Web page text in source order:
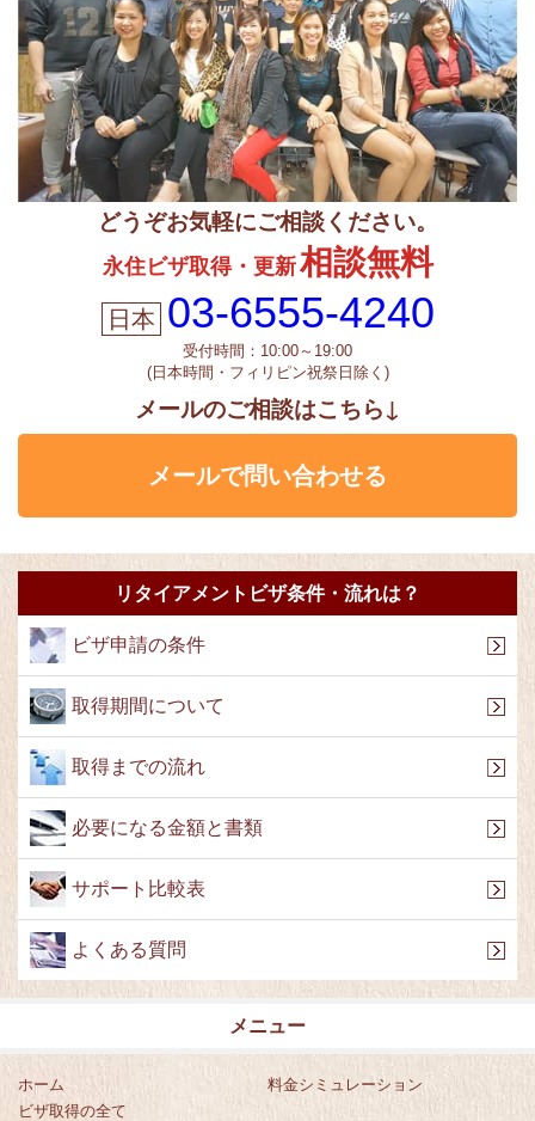
どうぞお気軽にご相談ください。
永住ビザ取得・更新相談無料
03-6555-4240
受付時間：10:00～19:00
(日本時間・フィリピン祝祭日除く)
メールのご相談はこちら↓
メールで問い合わせる
リタイアメントビザ条件・流れは？
ビザ申請の条件
取得期間について
取得までの流れ
必要になる金額と書類
サポート比較表
よくある質問
メニュー
ホーム
ビザ取得の全て
料金シミュレーション